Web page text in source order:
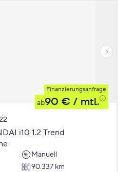
Finanzierungsanfrage
ab90 € / mtl.
i10 1.2 Trend
Manuell
90.337 km